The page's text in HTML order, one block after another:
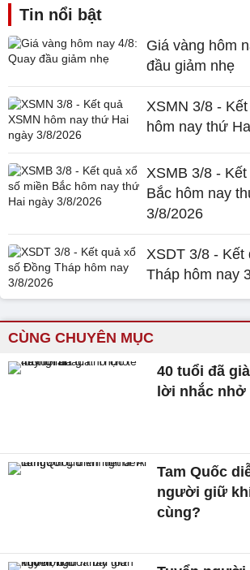
Tin nổi bật
Giá vàng hôm
đầu giảm nhẹ
XSMN 3/8 -
hôm nay thứ
XSMB 3/8 -
Bắc hôm nay
3/8/2026
XSDT 3/8 -
Tháp hôm nay
CÙNG CHUYÊN MỤC
40 tuổi đã
lời nhắc
Tam Quốc
người giữ
cùng?